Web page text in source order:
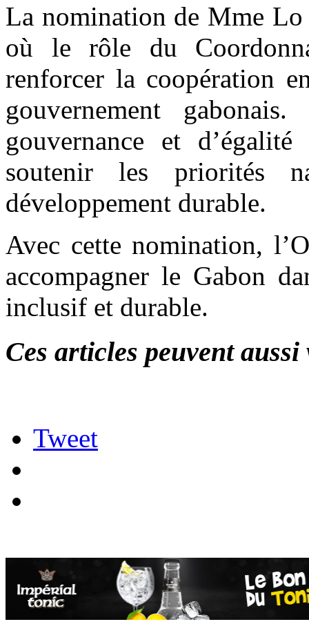
La nomination de Mme
où le rôle du
renforcer la coopération
gouvernement
gouvernance et
soutenir les priorités
développement durable.
Avec cette nomination,
accompagner le Gabon
inclusif et durable.
Ces articles peuvent
Tweet